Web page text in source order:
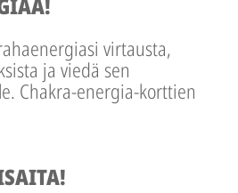
virtausta,
ja viedä sen
Chakra-energia-korttien